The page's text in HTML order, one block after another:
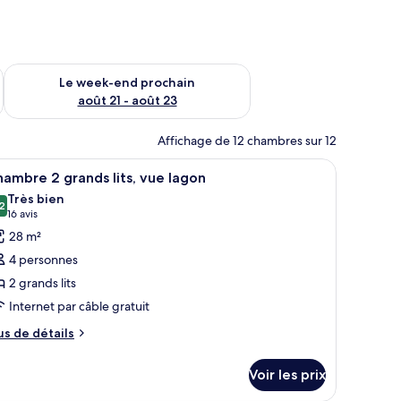
août 14 - août 16
Le week-end prochain
août 21 - août 23
Vérifier la disponibilité pour le week-end prochain août 21 -
Affichage de 12 chambres sur 12
bureau avec une chaise, une télévision et un appareil de climatisation.
:
Une chambre d’hôtel avec deux lits, un
3 2 grands lits, vue lagon
sur 10
Très bien
16 avis
(16 avis)
28 m²
4 personnes
2 grands lits
Internet par câble gratuit
de détails
Voir les prix